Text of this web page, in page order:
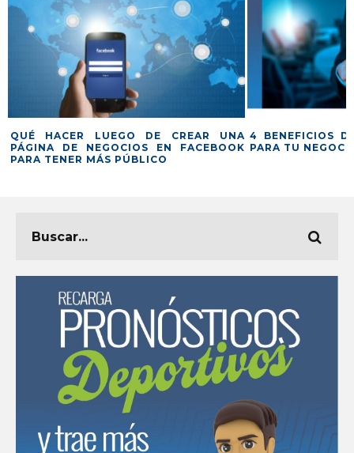
QUÉ HACER LUEGO DE CREAR UNA
PÁGINA DE NEGOCIOS EN FACEBOOK
PARA TENER MÁS PÚBLICO
4 BENEFICIOS
PARA TU